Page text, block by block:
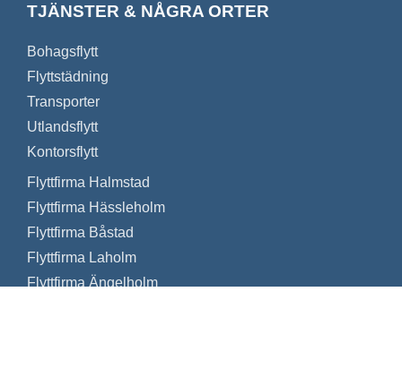
TJÄNSTER & NÅGRA ORTER
Bohagsflytt
Flyttstädning
Transporter
Utlandsflytt
Kontorsflytt
Flyttfirma Halmstad
Flyttfirma Hässleholm
Flyttfirma Båstad
Flyttfirma Laholm
Flyttfirma Ängelholm